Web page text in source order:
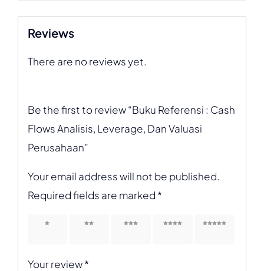
Reviews
There are no reviews yet.
Be the first to review “Buku Referensi : Cash
Flows Analisis, Leverage, Dan Valuasi
Perusahaan”
Your email address will not be published.
Required fields are marked *
1 of 5 2 of 5 3 of 5 4 of 5 5 of 5
Your review*